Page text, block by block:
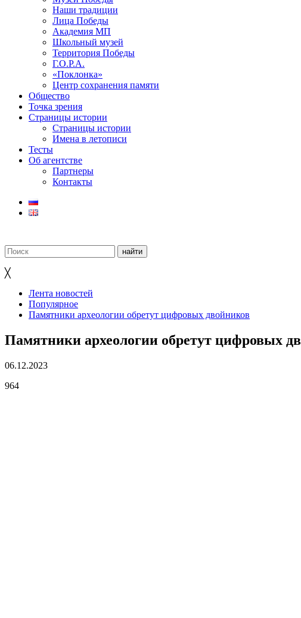
Наши традиции
Лица Победы
Академия МП
Школьный музей
Территория Победы
Г.О.Р.А.
«Поклонка»
Центр сохранения памяти
Общество
Точка зрения
Страницы истории
Страницы истории
Имена в летописи
Тесты
Об агентстве
Партнеры
Контакты
╳
Лента новостей
Популярное
Памятники археологии обретут цифровых двойников
Памятники археологии обретут цифровых
06.12.2023
964